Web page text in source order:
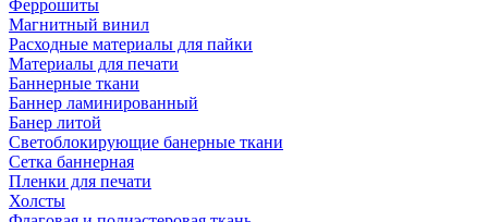
Феррошиты
Магнитный винил
Расходные материалы для пайки
Материалы для печати
Баннерные ткани
Баннер ламинированный
Банер литой
Светоблокирующие банерные ткани
Сетка баннерная
Пленки для печати
Холсты